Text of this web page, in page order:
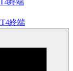
終端
終端